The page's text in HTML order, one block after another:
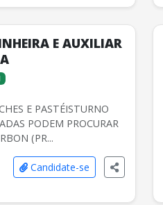
E AUXILIAR
E PASTÉISTURNO
PODEM PROCURAR
(PR...
Candidate-se